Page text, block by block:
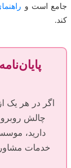
جامع است و
کند.
اگر در هر یک
چالش روبرو
دارید،
خدمات